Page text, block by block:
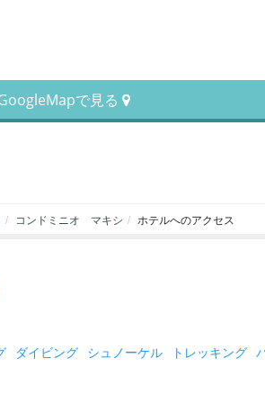
で見る
コンドミニオ マキシ ホテルへのアクセス
ダイビング シュノーケル トレッキング